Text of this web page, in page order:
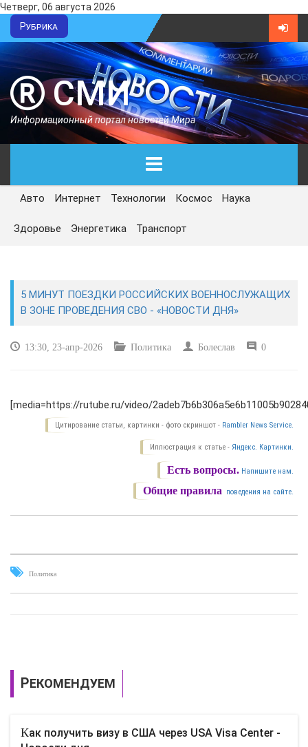
Четверг, 06 августа 2026
Рубрика
СМИ
Информационный портал новостей Мира
ГЛАВНАЯ
СЕГОДНЯ
ЭКОНОМИКА
ВОЕННЫЕ ДЕЙСТВИЯ
Авто Интернет Технологии Космос Наука
Здоровье Энергетика Транспорт
5 МИНУТ ПОЕЗДКИ РОССИЙСКИХ ВОЕННОСЛУЖАЩИХ
В ЗОНЕ ПРОВЕДЕНИЯ СВО - «НОВОСТИ ДНЯ»
13:30, 23-апр-2026 Политика Болеслав 0
[media=https://rutube.ru/video/
Цитирование статьи, картинки - фото скриншот - Rambler News Service.
Иллюстрация к статье - Яндекс. Картинки.
Есть вопросы. Напишите нам.
Общие правила поведения на сайте.
Политика
РЕКОМЕНДУЕМ
Как получить визу в США через USA Visa Center -